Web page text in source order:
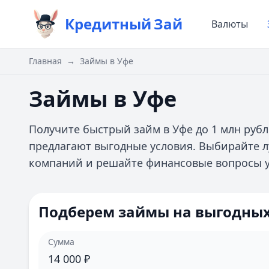
КредитныйЗай Валюты
Главная → Займы в Уфе
Займы в Уфе
Получите быстрый займ в Уфе до 1 млн
предлагают выгодные условия.
компаний и решайте финансовые вопросы
Подберем займы на
Сумма
14 000 ₽